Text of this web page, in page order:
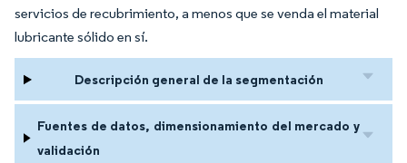
servicios de recubrimiento, a menos que se venda el material
lubricante sólido en sí.
Descripción general de la segmentación
Fuentes de datos, dimensionamiento del mercado y
validación